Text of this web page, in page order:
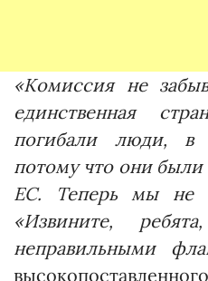
«Комиссия не
единственная
погибали люди, в
потому что они
ЕС. Теперь мы не
«Извините,
неправильными